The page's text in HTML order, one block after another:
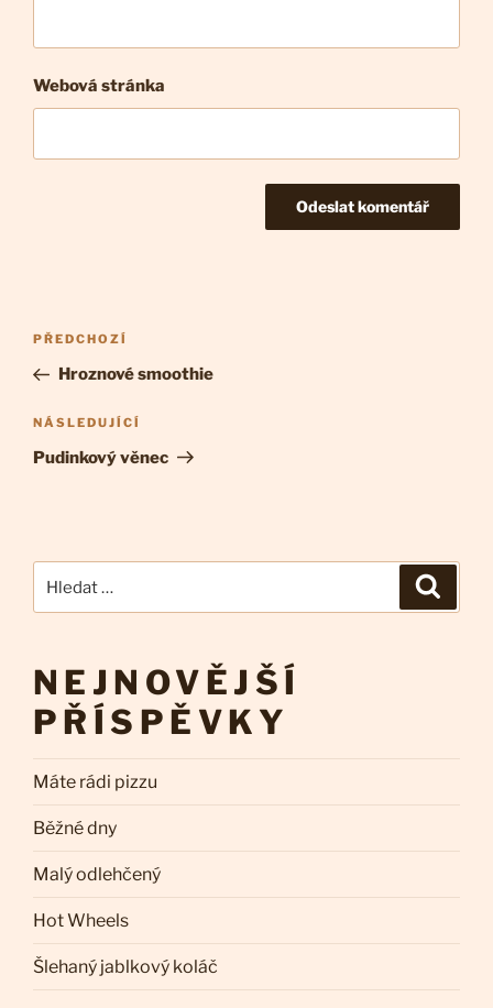
Webová stránka
Navigace
pro
příspěvek
Předchozí
příspěvek
PŘEDCHOZÍ
Hroznové smoothie
Následující
příspěvek
NÁSLEDUJÍCÍ
Pudinkový věnec
NEJNOVĚJŠÍ
PŘÍSPĚVKY
Máte rádi pizzu
Běžné dny
Malý odlehčený
Hot Wheels
Šlehaný jablkový koláč